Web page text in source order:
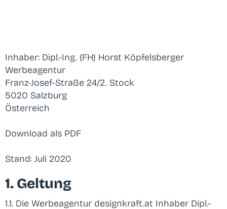
Inhaber: Dipl.-Ing. (FH) Horst Köpfelsberger
Werbeagentur
Franz-Josef-Straße 24/2. Stock
5020 Salzburg
Österreich
Download als PDF
Stand: Juli 2020
1. Geltung
1.1. Die Werbeagentur designkraft.at Inhaber Dipl.-